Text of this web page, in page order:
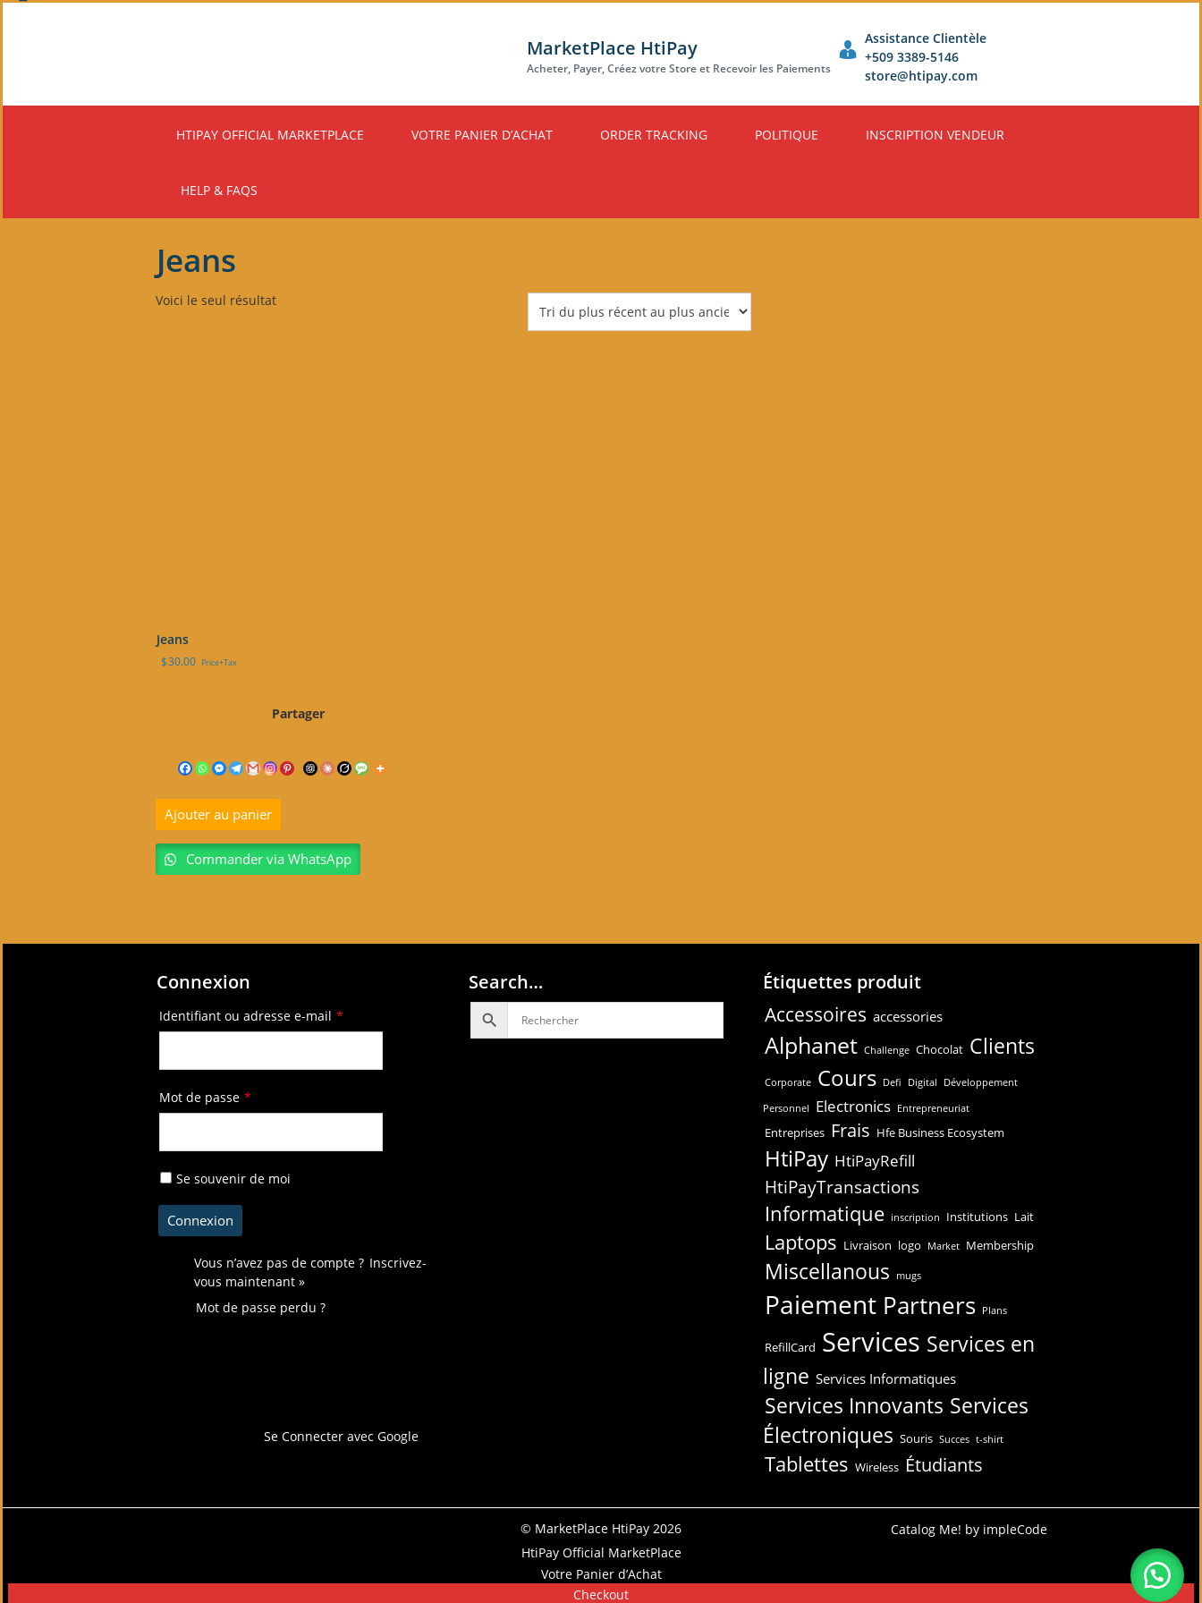
MarketPlace HtiPay
Acheter, Payer, Créez votre Store et Recevoir les Paiements
Assistance Clientèle
+509 3389-5146
store@htipay.com
HTIPAY OFFICIAL MARKETPLACE VOTRE PANIER D’ACHAT ORDER TRACKING POLITIQUE INSCRIPTION VENDEUR
HELP & FAQS
Jeans
Voici le seul résultat
Jeans
$30.00 Price+Tax
Partager
Ajouter au panier
Commander via WhatsApp
Connexion
Identifiant ou adresse e-mail *
Mot de passe *
Se souvenir de moi
Vous n’avez pas de compte ? Inscrivez-
vous maintenant »
Mot de passe perdu ?
Se Connecter avec Google
Search… Étiquettes produit
Accessoires accessories
Alphanet Challenge Chocolat Clients
Corporate Cours Defi Digital Développement
Personnel Electronics Entrepreneuriat
Entreprises Frais Hfe Business Ecosystem
HtiPay HtiPayRefill
HtiPayTransactions
Informatique inscription Institutions Lait
Laptops Livraison logo Market Membership
Miscellanous mugs
Paiement Partners Plans
RefillCard Services Services en
ligne Services Informatiques
Services Innovants Services
Électroniques Souris Succes t-shirt
Tablettes Wireless Étudiants
© MarketPlace HtiPay 2026
Catalog Me! by impleCode
HtiPay Official MarketPlace
Votre Panier d’Achat
Checkout